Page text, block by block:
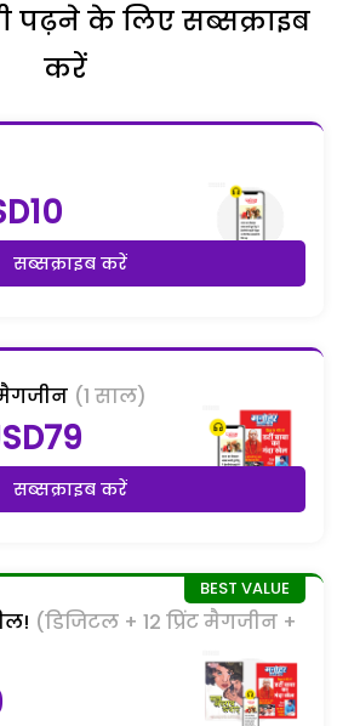
पढ़ने के लिए सब्सक्राइब
करें
सब्सक्राइब करें
मैगजीन (1 साल)
सब्सक्राइब करें
(डिजिटल + 12 प्रिंट मैगजीन +